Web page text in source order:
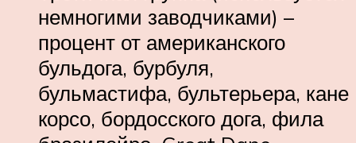
немногими заводчиками) –
процент от американского
бульдога, бурбуля,
бульмастифа, бультерьера, кане
корсо, бордосского дога, фила